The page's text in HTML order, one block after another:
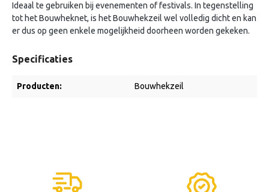
Ideaal te gebruiken bij evenementen of festivals. In tegenstelling
tot het Bouwheknet, is het Bouwhekzeil wel volledig dicht en kan
er dus op geen enkele mogelijkheid doorheen worden gekeken.
Specificaties
Producten: Bouwhekzeil